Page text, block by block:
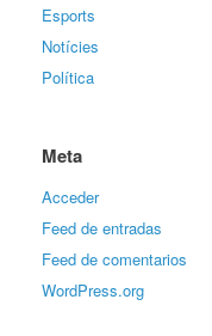
Esports
Notícies
Política
Meta
Acceder
Feed de entradas
Feed de comentarios
WordPress.org